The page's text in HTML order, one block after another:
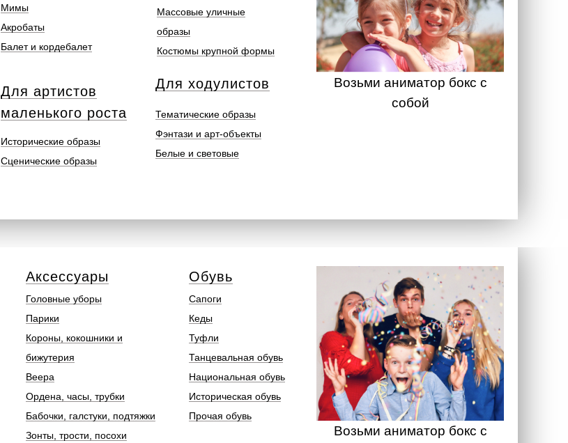
Массовые уличные
образы
Костюмы крупной формы
Тематические образы
Фэнтази и арт-объекты
Белые и световые
Для ходулистов
Исторические образы
Сценические образы
Для артистов
маленького роста
Мимы
Акробаты
Балет и кордебалет
Возьми аниматор бокс с
собой
Аксессуары
Головные уборы
Парики
Короны, кокошники и
бижутерия
Веера
Ордена, часы, трубки
Бабочки, галстуки, подтяжки
Зонты, трости, посохи
Обувь
Сапоги
Кеды
Туфли
Танцевальная обувь
Национальная обувь
Историческая обувь
Прочая обувь
Возьми аниматор бокс с